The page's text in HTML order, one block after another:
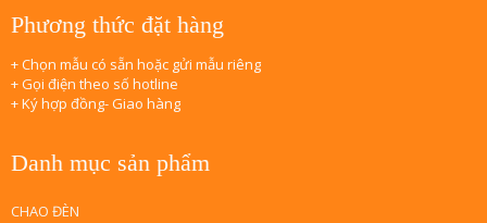
Phương thức đặt hàng
+ Chọn mẫu có sẵn hoặc gửi mẫu riêng
+ Gọi điện theo số hotline
+ Ký hợp đồng- Giao hàng
Danh mục sản phẩm
CHAO ĐÈN